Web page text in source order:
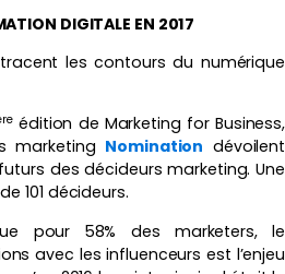
DIGITALE EN 2017
les contours du numérique
édition de Marketing for Business,
marketing Nomination dévoilent
des décideurs marketing. Une
101 décideurs.
pour 58% des marketers, le
avec les influenceurs est l’enjeu